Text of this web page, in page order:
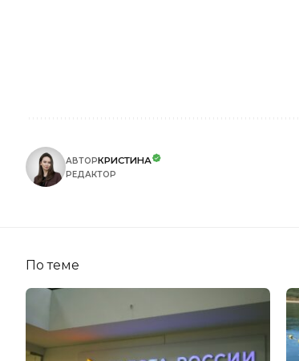
АВТОРКРИСТИНА
РЕДАКТОР
По теме